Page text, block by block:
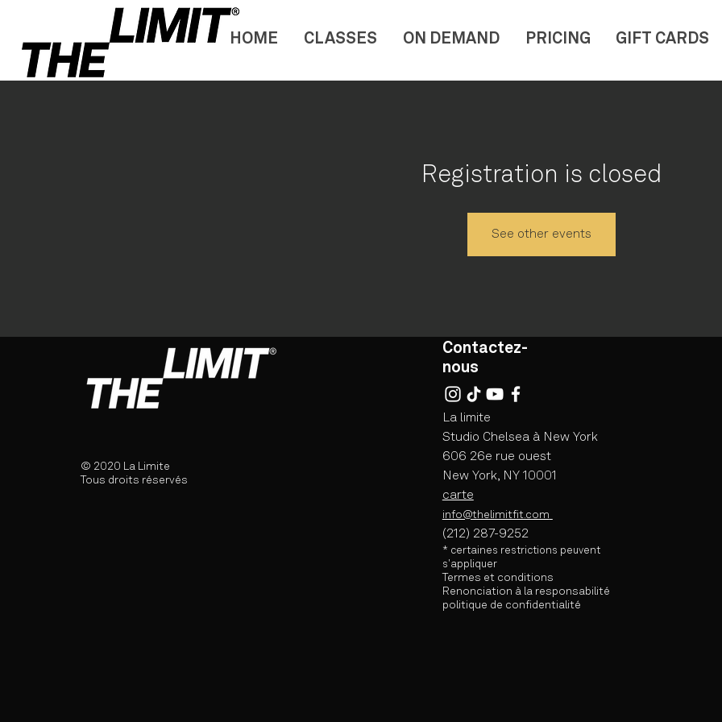
HOME CLASSES ON DEMAND PRICING GIFT CARDS
Registration is closed
See other events
© 2020 La Limite
Tous droits réservés
Contactez-
nous
La limite
Studio Chelsea à New York
606 26e rue ouest
New York, NY 10001
carte
info@thelimitfit.com
(212) 287-9252
* certaines restrictions peuvent
s'appliquer
Termes et conditions
Renonciation à la responsabilité
politique de confidentialité